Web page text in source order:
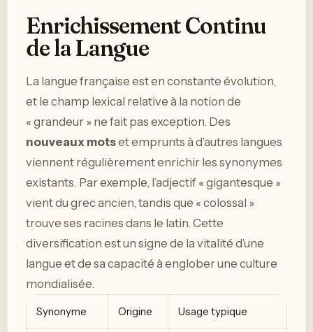
Enrichissement Continu
de la Langue
La langue française est en constante évolution,
et le champ lexical relative à la notion de
« grandeur » ne fait pas exception. Des
nouveaux motset emprunts à d’autres langues
viennent régulièrement enrichir les synonymes
existants. Par exemple, l’adjectif « gigantesque »
vient du grec ancien, tandis que « colossal »
trouve ses racines dans le latin. Cette
diversification est un signe de la vitalité d’une
langue et de sa capacité à englober une culture
mondialisée.
Synonyme Origine Usage typique